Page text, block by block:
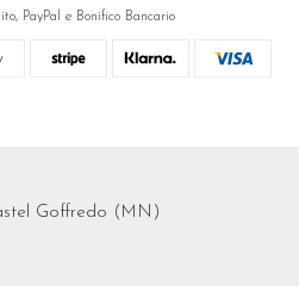
PayPal e Bonifico Bancario
Goffredo (MN)